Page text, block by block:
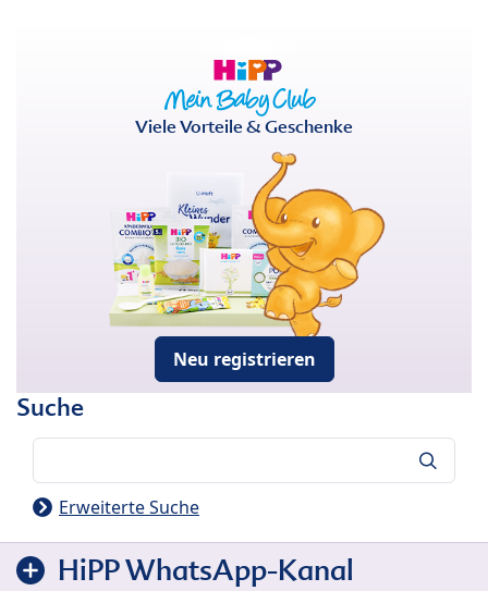
Viele Vorteile & Geschenke
Neu registrieren
Suche
Erweiterte Suche
HiPP WhatsApp-Kanal